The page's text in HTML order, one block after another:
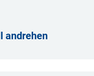
andrehen